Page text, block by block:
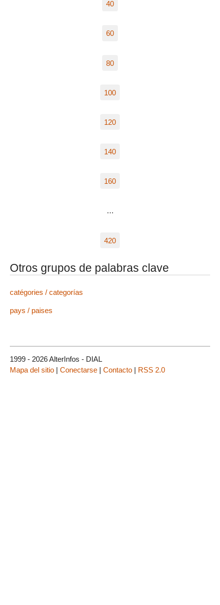
40
60
80
100
120
140
160
…
420
Otros grupos de palabras clave
catégories / categorías
pays / paises
1999 - 2026 AlterInfos - DIAL
Mapa del sitio | Conectarse | Contacto | RSS 2.0